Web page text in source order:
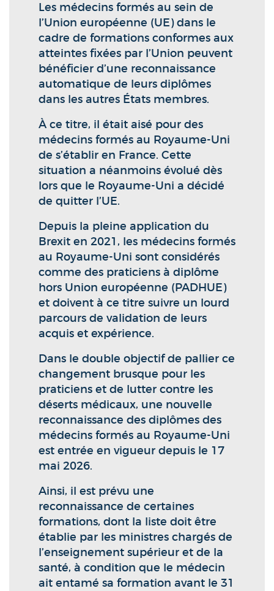
Les médecins formés au sein de
l’Union européenne (UE) dans le
cadre de formations conformes aux
atteintes fixées par l’Union peuvent
bénéficier d’une reconnaissance
automatique de leurs diplômes
dans les autres États membres.
À ce titre, il était aisé pour des
médecins formés au Royaume-Uni
de s’établir en France. Cette
situation a néanmoins évolué dès
lors que le Royaume-Uni a décidé
de quitter l’UE.
Depuis la pleine application du
Brexit en 2021, les médecins formés
au Royaume-Uni sont considérés
comme des praticiens à diplôme
hors Union européenne (PADHUE)
et doivent à ce titre suivre un lourd
parcours de validation de leurs
acquis et expérience.
Dans le double objectif de pallier ce
changement brusque pour les
praticiens et de lutter contre les
déserts médicaux, une nouvelle
reconnaissance des diplômes des
médecins formés au Royaume-Uni
est entrée en vigueur depuis le 17
mai 2026.
Ainsi, il est prévu une
reconnaissance de certaines
formations, dont la liste doit être
établie par les ministres chargés de
l’enseignement supérieur et de la
santé, à condition que le médecin
ait entamé sa formation avant le 31